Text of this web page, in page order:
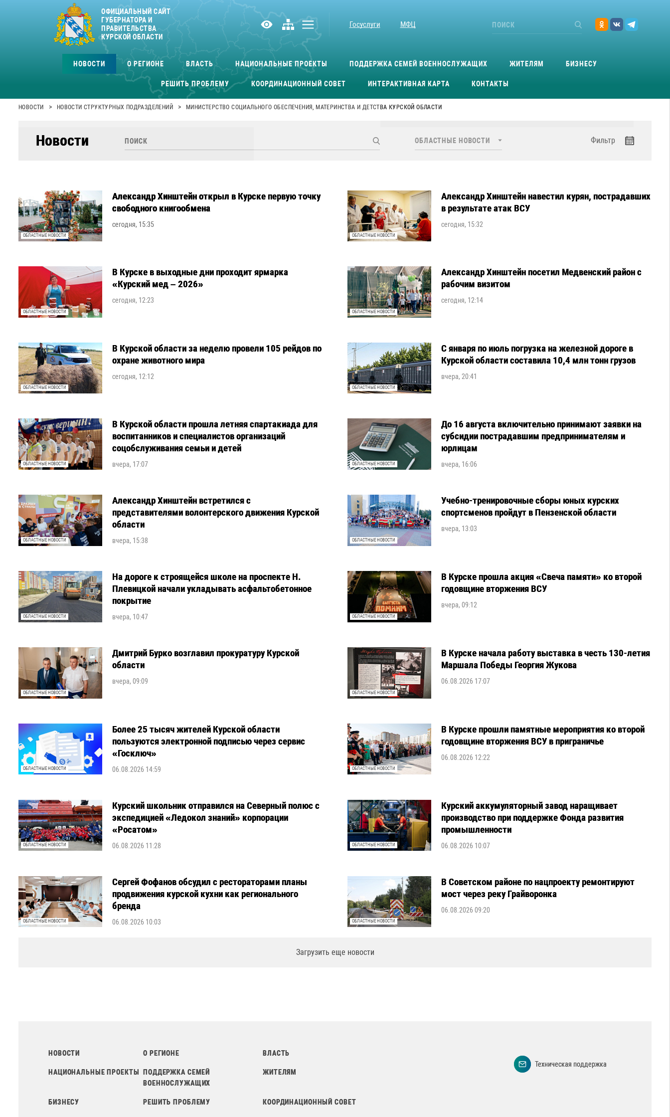
ОФИЦИАЛЬНЫЙ САЙТ
ГУБЕРНАТОРА И
ПРАВИТЕЛЬСТВА
КУРСКОЙ ОБЛАСТИ
Госуслуги МФЦ
НОВОСТИ О РЕГИОНЕ ВЛАСТЬ НАЦИОНАЛЬНЫЕ ПРОЕКТЫ ПОДДЕРЖКА СЕМЕЙ ВОЕННОСЛУЖАЩИХ ЖИТЕЛЯМ БИЗНЕСУ
РЕШИТЬ ПРОБЛЕМУ КООРДИНАЦИОННЫЙ СОВЕТ ИНТЕРАКТИВНАЯ КАРТА КОНТАКТЫ
НОВОСТИ > НОВОСТИ СТРУКТУРНЫХ ПОДРАЗДЕЛЕНИЙ > МИНИСТЕРСТВО СОЦИАЛЬНОГО ОБЕСПЕЧЕНИЯ, МАТЕРИНСТВА И ДЕТСТВА КУРСКОЙ ОБЛАСТИ
Новости Фильтр
ОБЛАСТНЫЕ НОВОСТИ
Александр Хинштейн открыл в Курске первую точку
свободного книгообмена
сегодня, 15:35
ОБЛАСТНЫЕ НОВОСТИ
Александр Хинштейн навестил курян, пострадавших
в результате атак ВСУ
сегодня, 15:32
ОБЛАСТНЫЕ НОВОСТИ
В Курске в выходные дни проходит ярмарка
«Курский мед – 2026»
сегодня, 12:23
ОБЛАСТНЫЕ НОВОСТИ
Александр Хинштейн посетил Медвенский район с
рабочим визитом
сегодня, 12:14
ОБЛАСТНЫЕ НОВОСТИ
В Курской области за неделю провели 105 рейдов по
охране животного мира
сегодня, 12:12
ОБЛАСТНЫЕ НОВОСТИ
С января по июль погрузка на железной дороге в
Курской области составила 10,4 млн тонн грузов
вчера, 20:41
ОБЛАСТНЫЕ НОВОСТИ
В Курской области прошла летняя спартакиада для
воспитанников и специалистов организаций
соцобслуживания семьи и детей
вчера, 17:07 ОБЛАСТНЫЕ НОВОСТИ
До 16 августа включительно принимают заявки на
субсидии пострадавшим предпринимателям и
юрлицам
вчера, 16:06
ОБЛАСТНЫЕ НОВОСТИ
Александр Хинштейн встретился с
представителями волонтерского движения Курской
области
вчера, 15:38 ОБЛАСТНЫЕ НОВОСТИ
Учебно-тренировочные сборы юных курских
спортсменов пройдут в Пензенской области
вчера, 13:03
ОБЛАСТНЫЕ НОВОСТИ
На дороге к строящейся школе на проспекте Н.
Плевицкой начали укладывать асфальтобетонное
покрытие
вчера, 10:47 ОБЛАСТНЫЕ НОВОСТИ
В Курске прошла акция «Свеча памяти» ко второй
годовщине вторжения ВСУ
вчера, 09:12
ОБЛАСТНЫЕ НОВОСТИ
Дмитрий Бурко возглавил прокуратуру Курской
области
вчера, 09:09
ОБЛАСТНЫЕ НОВОСТИ
В Курске начала работу выставка в честь 130-летия
Маршала Победы Георгия Жукова
06.08.2026 17:07
ОБЛАСТНЫЕ НОВОСТИ
Более 25 тысяч жителей Курской области
пользуются электронной подписью через сервис
«Госключ»
06.08.2026 14:59 ОБЛАСТНЫЕ НОВОСТИ
В Курске прошли памятные мероприятия ко второй
годовщине вторжения ВСУ в приграничье
06.08.2026 12:22
ОБЛАСТНЫЕ НОВОСТИ
Курский школьник отправился на Северный полюс с
экспедицией «Ледокол знаний» корпорации
«Росатом»
06.08.2026 11:28 ОБЛАСТНЫЕ НОВОСТИ
Курский аккумуляторный завод наращивает
производство при поддержке Фонда развития
промышленности
06.08.2026 10:07
ОБЛАСТНЫЕ НОВОСТИ
Сергей Фофанов обсудил с рестораторами планы
продвижения курской кухни как регионального
бренда
06.08.2026 10:03 ОБЛАСТНЫЕ НОВОСТИ
В Советском районе по нацпроекту ремонтируют
мост через реку Грайворонка
06.08.2026 09:20
Загрузить еще новости
НОВОСТИ О РЕГИОНЕ ВЛАСТЬ
НАЦИОНАЛЬНЫЕ ПРОЕКТЫ
ПОДДЕРЖКА СЕМЕЙ
ВОЕННОСЛУЖАЩИХ
ЖИТЕЛЯМ
БИЗНЕСУ РЕШИТЬ ПРОБЛЕМУ КООРДИНАЦИОННЫЙ СОВЕТ
Техническая поддержка